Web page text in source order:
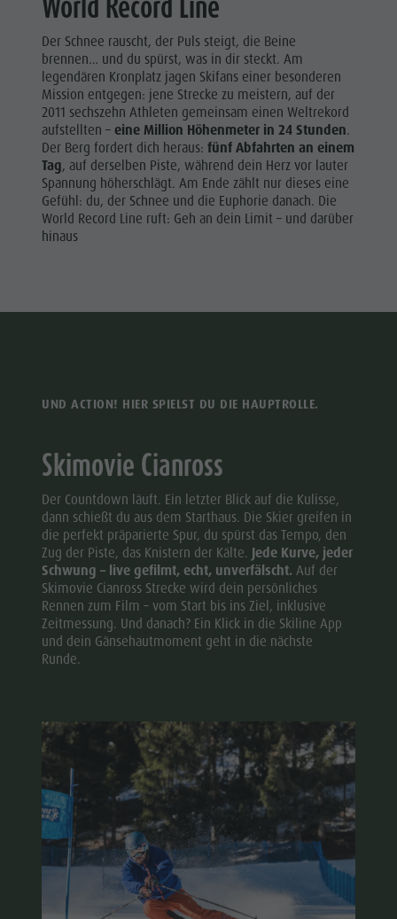
Der Schnee rauscht, der Puls steigt, die Beine
brennen… und du spürst, was in dir steckt. Am
legendären Kronplatz jagen Skifans einer besonderen
Mission entgegen: jene Strecke zu meistern, auf der
2011 sechszehn Athleten gemeinsam einen Weltrekord
aufstellten –eine Million Höhenmeter in 24 Stunden.
Der Berg fordert dich heraus:fünf Abfahrten an einem
Tag, auf derselben Piste, während dein Herz vor lauter
Spannung höherschlägt. Am Ende zählt nur dieses eine
Gefühl: du, der Schnee und die Euphorie danach. Die
World Record Line ruft: Geh an dein Limit – und darüber
hinaus
UND ACTION! HIER SPIELST DU DIE HAUPTROLLE.
Skimovie Cianross
Der Countdown läuft. Ein letzter Blick auf die Kulisse,
dann schießt du aus dem Starthaus. Die Skier greifen in
die perfekt präparierte Spur, du spürst das Tempo, den
Zug der Piste, das Knistern der Kälte. Jede Kurve, jeder
Schwung – live gefilmt, echt, unverfälscht. Auf der
Skimovie Cianross Strecke wird dein persönliches
Rennen zum Film – vom Start bis ins Ziel, inklusive
Zeitmessung. Und danach? Ein Klick in die Skiline App
und dein Gänsehautmoment geht in die nächste
Runde.